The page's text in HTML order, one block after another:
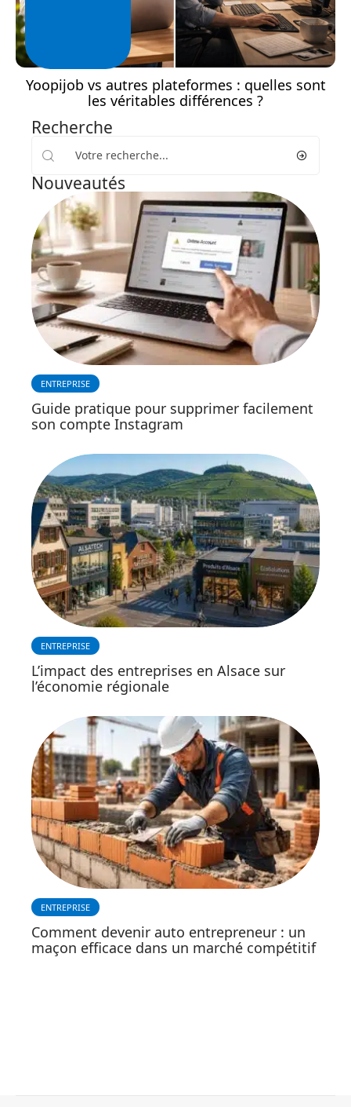
Yoopijob vs autres plateformes : quelles sont
les véritables différences ?
Recherche
Nouveautés
ENTREPRISE
Guide pratique pour supprimer facilement
son compte Instagram
ENTREPRISE
L’impact des entreprises en Alsace sur
l’économie régionale
ENTREPRISE
Comment devenir auto entrepreneur : un
maçon efficace dans un marché compétitif